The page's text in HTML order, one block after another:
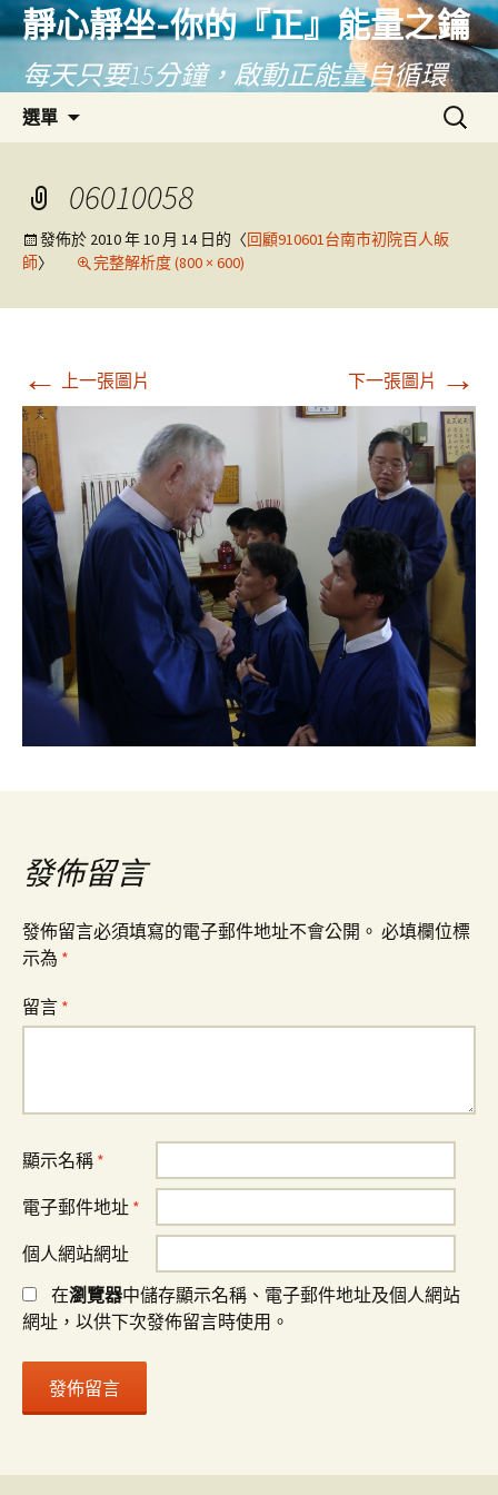
靜心靜坐-你的『正』能量之鑰
每天只要15分鐘，啟動正能量自循環
選單
要
內
容
搜
尋
06010058
發佈於 2010 年 10 月 14 日的〈回顧910601台南市初院百人皈
師〉 完整解析度 (800 × 600)
← 上一張圖片 下一張圖片 →
發佈留言
發佈留言必須填寫的電子郵件地址不會公開。 必填欄位標
示為 *
留言 *
顯示名稱 *
電子郵件地址 *
個人網站網址
在瀏覽器中儲存顯示名稱、電子郵件地址及個人網站
網址，以供下次發佈留言時使用。